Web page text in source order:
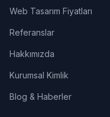
Web Tasarım Fiyatları
Referanslar
Hakkımızda
Kurumsal Kimlik
Blog & Haberler